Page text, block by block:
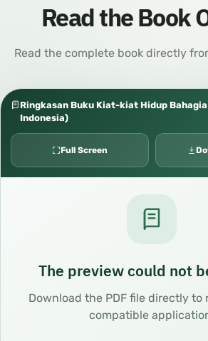
Read the Book
Read the complete book directly
Ringkasan Buku Kiat-kiat Hidup Bahagia
Indonesia)
Full Screen
The preview could not
Download the PDF file directly to
compatible